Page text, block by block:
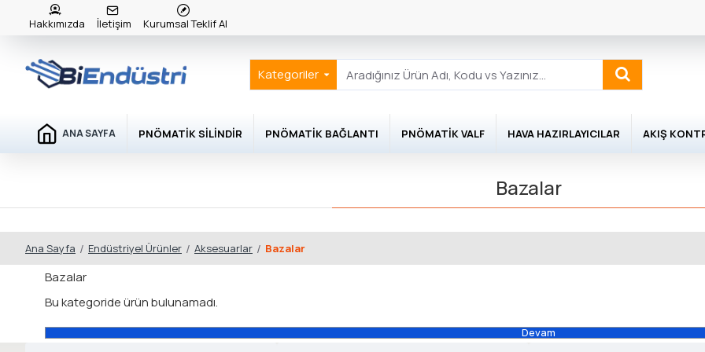
Hakkımızda İletişim Kurumsal Teklif Al
Kategoriler
ANA SAYFA PNÖMATIK SILINDIR PNÖMATIK BAĞLANTI PNÖMATIK VALF HAVA HAZIRLAYICILAR AKIŞ
Ana Sayfa Endüstriyel Ürünler Aksesuarlar Bazalar
Bazalar
Bazalar
Bu kategoride ürün bulunamadı.
Devam